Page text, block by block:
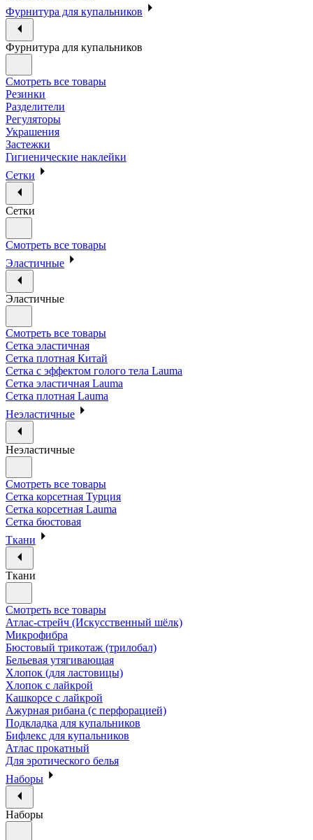
Фурнитура для купальников
Фурнитура для купальников
Смотреть все товары
Резинки
Разделители
Регуляторы
Украшения
Застежки
Гигиенические наклейки
Сетки
Сетки
Смотреть все товары
Эластичные
Эластичные
Смотреть все товары
Сетка эластичная
Сетка плотная Китай
Сетка с эффектом голого тела Lauma
Сетка эластичная Lauma
Сетка плотная Lauma
Неэластичные
Неэластичные
Смотреть все товары
Сетка корсетная Турция
Сетка корсетная Lauma
Сетка бюстовая
Ткани
Ткани
Смотреть все товары
Атлас-стрейч (Искусственный шёлк)
Микрофибра
Бюстовый трикотаж (трилобал)
Бельевая утягивающая
Хлопок (для ластовицы)
Хлопок с лайкрой
Кашкорсе с лайкрой
Ажурная рибана (с перфорацией)
Подкладка для купальников
Бифлекс для купальников
Атлас прокатный
Для эротического белья
Наборы
Наборы